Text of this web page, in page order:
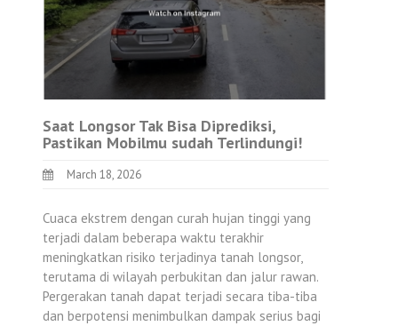
Saat Longsor Tak Bisa Diprediksi,
Pastikan Mobilmu sudah Terlindungi!
March 18, 2026
Cuaca ekstrem dengan curah hujan tinggi yang
terjadi dalam beberapa waktu terakhir
meningkatkan risiko terjadinya tanah longsor,
terutama di wilayah perbukitan dan jalur rawan.
Pergerakan tanah dapat terjadi secara tiba-tiba
dan berpotensi menimbulkan dampak serius bagi